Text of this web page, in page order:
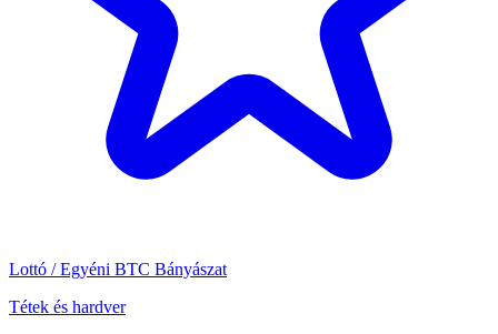
Lottó / Egyéni BTC Bányászat
Tétek és hardver